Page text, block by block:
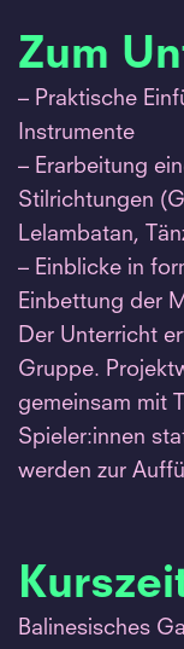
Zum
– Praktische
Instrumente
– Erarbeitung
Stilrichtungen
Lelambatan,
– Einblicke in
Einbettung der
Der Unterricht
Gruppe.
gemeinsam mit
Spieler:innen
werden zur
Balinesisches